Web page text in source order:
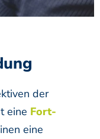
der
eine Fort-
eine